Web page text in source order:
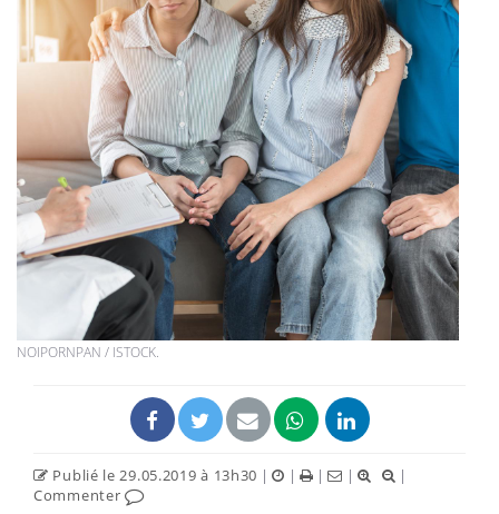
NOIPORNPAN / ISTOCK.
Publié le 29.05.2019 à 13h30 | | | |
|
Commenter